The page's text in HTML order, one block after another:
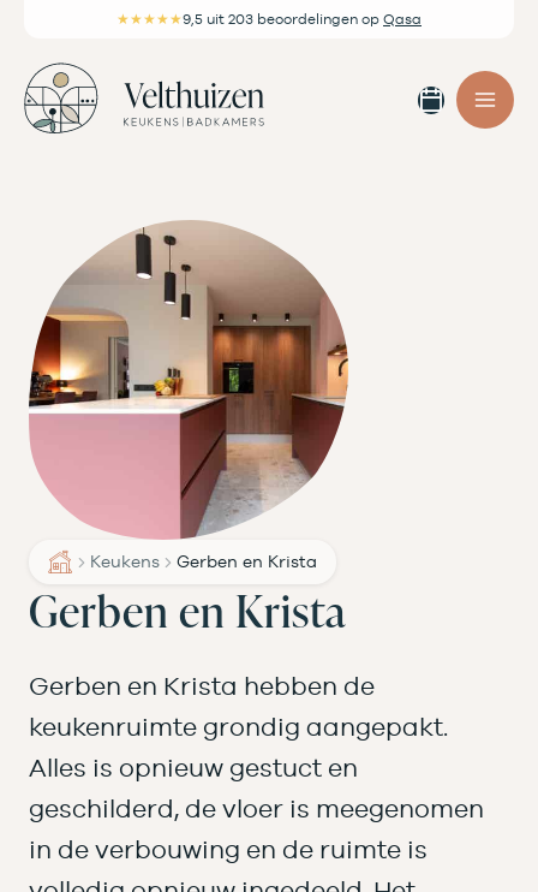
inhoud
★★★★★9,5 uit 203 beoordelingen op Qasa
maken
Keukens Gerben en Krista
Gerben en Krista
Gerben en Krista hebben de
keukenruimte grondig aangepakt.
Alles is opnieuw gestuct en
geschilderd, de vloer is meegenomen
in de verbouwing en de ruimte is